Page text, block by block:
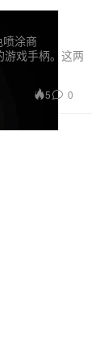
涂商
戏手柄。这两
5 0